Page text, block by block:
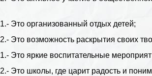
1.- Это организованный отдых детей;
2.- Это возможность раскрытия своих
1.- Это яркие воспитательные
2.- Это школы, где царит радость и